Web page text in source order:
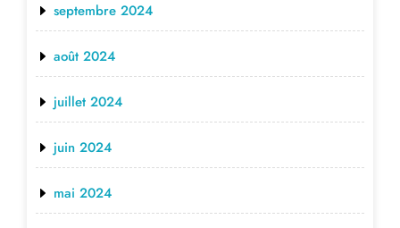
septembre 2024
août 2024
juillet 2024
juin 2024
mai 2024